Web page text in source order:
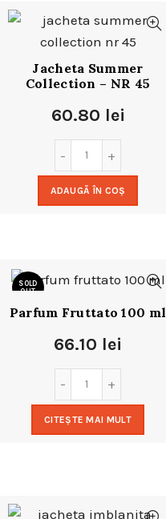
Jacheta Summer
Collection – NR 45
60.80 lei
ADAUGĂ ÎN COȘ
SOLD
OUT
Parfum Fruttato 100 ml
66.10 lei
CITEȘTE MAI MULT